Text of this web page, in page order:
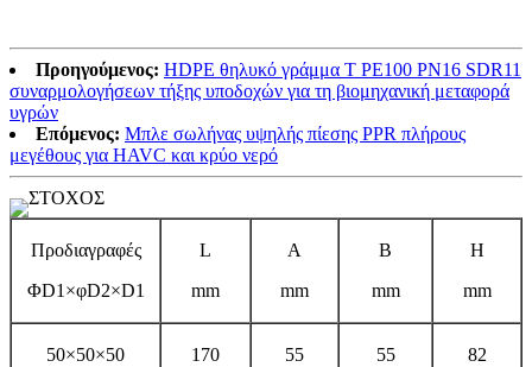
Προηγούμενος: HDPE θηλυκό γράμμα Τ PE100 PN16 SDR11
συναρμολογήσεων τήξης υποδοχών για τη βιομηχανική μεταφορά
υγρών
Επόμενος: Μπλε σωλήνας υψηλής πίεσης PPR πλήρους
μεγέθους για HAVC και κρύο νερό
Προδιαγραφές
ΦD1×φD2×D1
L
mm
A
mm
B
mm
H
mm
50×50×50 170 55 55 82